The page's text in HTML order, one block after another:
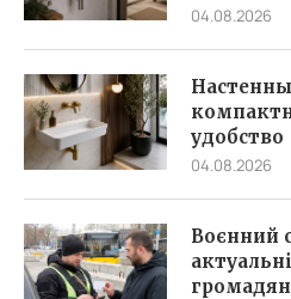
04.08.2026
удобство
04.08.2026
Воєнний
громадян